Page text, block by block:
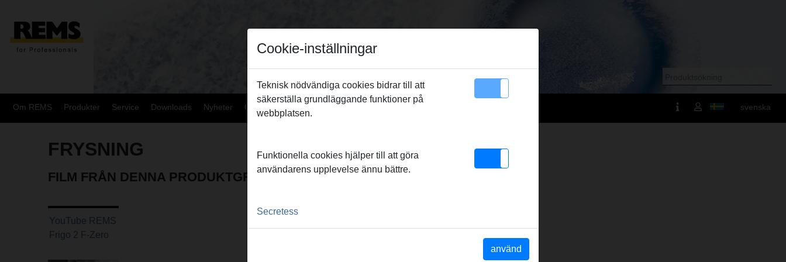
Om REMS Produkter Service Downloads Nyheter Översikt Kontakt svenska
FRYSNING
FILM FRÅN DENNA PRODUKTGRUPP
YouTube REMS
Frigo 2 F-Zero
Cookie-inställningar
Teknisk nödvändiga cookies bidrar till att
säkerställa grundläggande funktioner på
webbplatsen.
Funktionella cookies hjälper till att göra
användarens upplevelse ännu bättre.
Secretess
använd